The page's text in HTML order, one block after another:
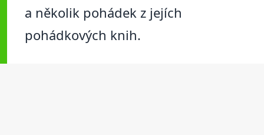
a několik pohádek z jejích
pohádkových knih.